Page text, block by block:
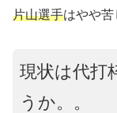
片山選手はやや苦
現状は代打
うか。。